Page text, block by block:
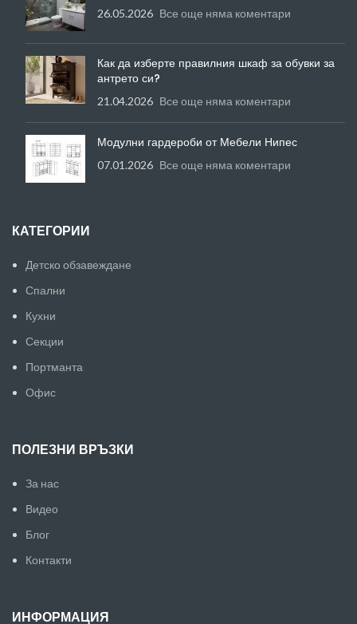
26.05.2026 Все още няма коментари
Как да изберте правилния шкаф за обувки за
антрето си?
21.04.2026 Все още няма коментари
Модулни гардероби от Мебели Нипес
07.01.2026 Все още няма коментари
КАТЕГОРИИ
Детско обзавеждане
Спални
Кухни
Секции
Портманта
Офис
ПОЛЕЗНИ ВРЪЗКИ
За нас
Видео
Блог
Контакти
ИНФОРМАЦИЯ